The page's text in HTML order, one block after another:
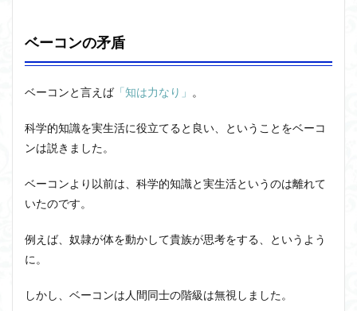
ベーコンの矛盾
ベーコンと言えば「知は力なり」 。
科学的知識を実生活に役立てると良い、ということをベーコ
ンは説きました。
ベーコンより以前は、科学的知識と実生活というのは離れて
いたのです。
例えば、奴隷が体を動かして貴族が思考をする、というよう
に。
しかし、ベーコンは人間同士の階級は無視しました。